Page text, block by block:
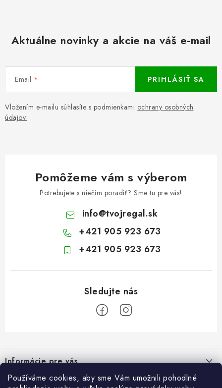
Používáme cookies, aby sme Vám umožnili pohodlné
Aktuálne novinky a akcie na váš e-mail
Email
Vložením e-mailu súhlasíte s podmienkami ochrany osobných
údajov.
PRIHLÁSIŤ SA
Pomôžeme vám s výberom
Potrebujete s niečím poradiť? Sme tu pre vás!
info@tvojregal.sk
+421 905 923 673
+421 905 923 673
pInformácie pre vás
Kontakt